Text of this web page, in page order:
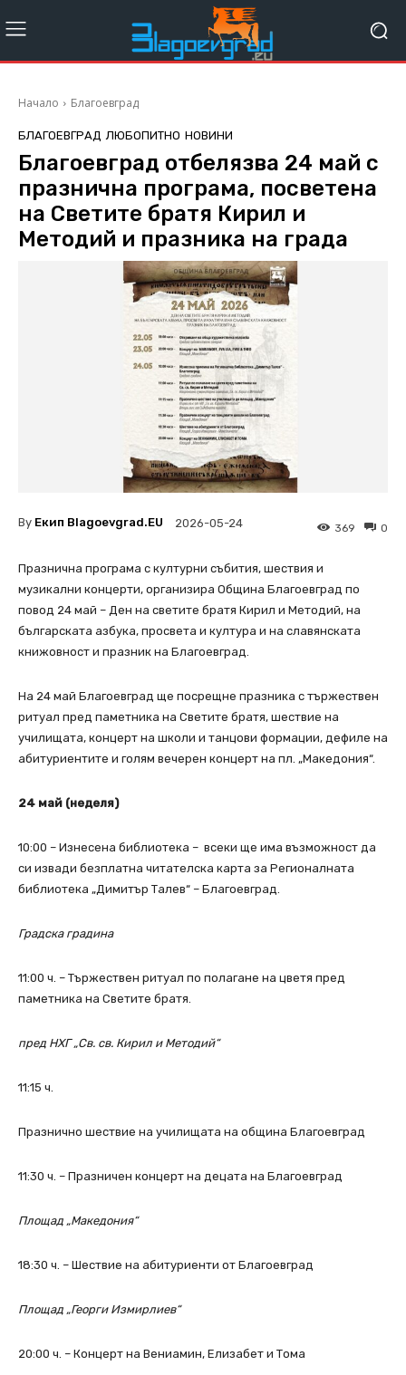
Начало Благоевград
БЛАГОЕВГРАД ЛЮБОПИТНО НОВИНИ
Благоевград отбелязва 24 май с
празнична програма, посветена
на Светите братя Кирил и
Методий и празника на града
By Екип Blagoevgrad.EU 2026-05-24 0
369
Празнична програма с културни събития, шествия и
музикални концерти, организира Община Благоевград по
повод 24 май – Ден на светите братя Кирил и Методий, на
българската азбука, просвета и култура и на славянската
книжовност и празник на Благоевград.
На 24 май Благоевград ще посрещне празника с тържествен
ритуал пред паметника на Светите братя, шествие на
училищата, концерт на школи и танцови формации, дефиле на
абитуриентите и голям вечерен концерт на пл. „Македония“.
24 май (неделя)
10:00 – Изнесена библиотека – всеки ще има възможност да
си извади безплатна читателска карта за Регионалната
библиотека „Димитър Талев“ – Благоевград.
Градска градина
11:00 ч. – Тържествен ритуал по полагане на цветя пред
паметника на Светите братя.
пред НХГ „Св. св. Кирил и Методий“
11:15 ч.
Празнично шествие на училищата на община Благоевград
11:30 ч. – Празничен концерт на децата на Благоевград
Площад „Македония“
18:30 ч. – Шествие на абитуриенти от Благоевград
Площад „Георги Измирлиев“
20:00 ч. – Концерт на Вениамин, Елизабет и Тома